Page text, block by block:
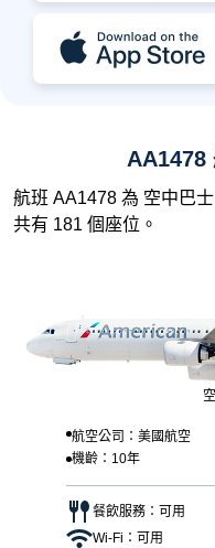
AA1478
航班 AA1478 為 空中巴
共有 181 個座位。
航空公司：美國航空
機齡：10年
餐飲服務：可用
Wi-Fi：可用